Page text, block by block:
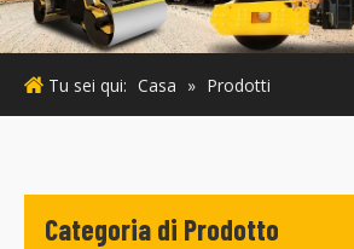
Tu sei qui: Casa » Prodotti
Categoria di Prodotto